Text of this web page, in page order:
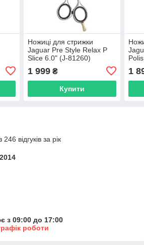
Ножиці для стрижки
Jaguar Pre Style Relax P
Slice 6.0" (J-81260)
1 999₴
Купити
1
відгуків за рік
з 09:00 до 17:00
роботи